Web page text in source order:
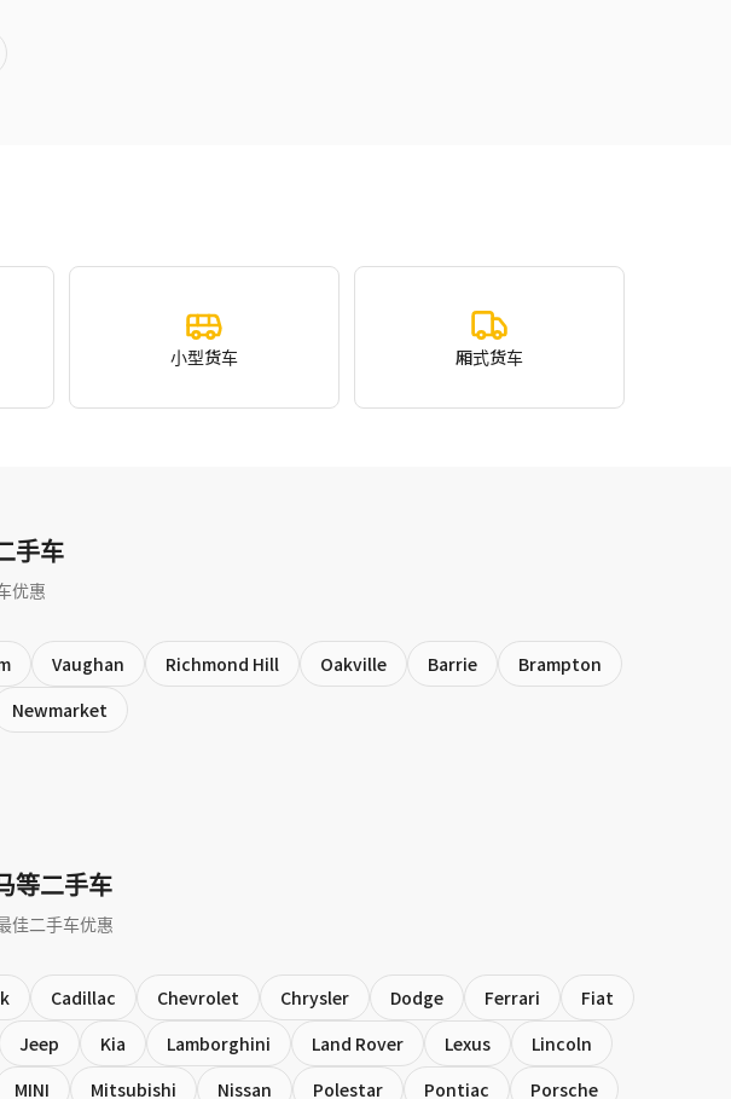
小型货车 厢式货车
手车
优惠
Vaughan Richmond Hill Oakville Barrie
Brampton
Newmarket
等二手车
佳二手车优惠
Cadillac Chevrolet Chrysler Dodge Ferrari
Fiat
Jeep Kia Lamborghini Land Rover Lexus
Lincoln
MINI Mitsubishi Nissan Polestar Pontiac Porsche